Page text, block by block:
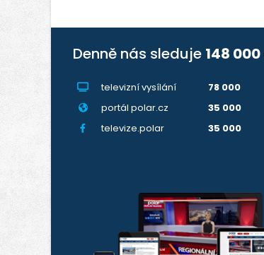
Denně nás sleduje 148 000
televizní vysílání
78 000
portál polar.cz
35 000
televize.polar
35 000